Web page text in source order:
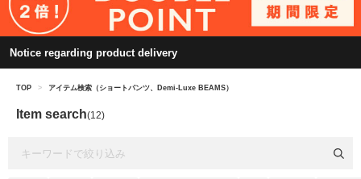
Notice regarding product delivery
TOP > アイテム検索（ショートパンツ、Demi-Luxe BEAMS）
Item search(12)